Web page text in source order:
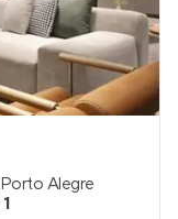
Porto Alegre
1